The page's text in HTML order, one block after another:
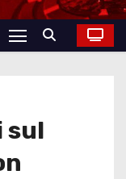
sul